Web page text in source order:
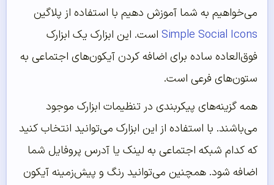
می‌خواهیم به شما آموزش دهیم با استفاده از پلاگین
Simple Social Icons است. این ابزارک یک ابزارک
فوق‌العاده ساده برای اضافه کردن آیکون‌های اجتماعی به
ستون‌های فرعی است.
همه گزینه‌های پیکربندی در تنظیمات ابزارک موجود
می‌باشند. با استفاده از این ابزارک می‌توانید انتخاب کنید
که کدام شبکه اجتماعی به لینک یا آدرس پروفایل شما
اضافه شود. همچنین می‌توانید رنگ و پیش‌زمینه آیکون